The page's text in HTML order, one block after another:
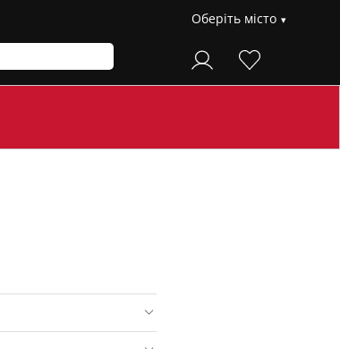
Оберіть місто